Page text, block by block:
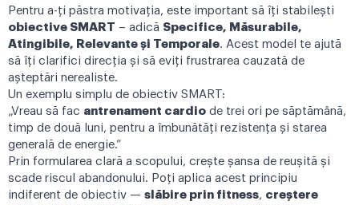
Pentru a-ți păstra motivația, este important să îți stabilești
obiective SMART – adică Specifice, Măsurabile,
Atingibile, Relevante și Temporale. Acest model te ajută
să îți clarifici direcția și să eviți frustrarea cauzată de
așteptări nerealiste.
Un exemplu simplu de obiectiv SMART:
„Vreau să fac antrenament cardio de trei ori pe săptămână,
timp de două luni, pentru a îmbunătăți rezistența și starea
generală de energie.”
Prin formularea clară a scopului, crește șansa de reușită și
scade riscul abandonului. Poți aplica acest principiu
indiferent de obiectiv — slăbire prin fitness, creștere